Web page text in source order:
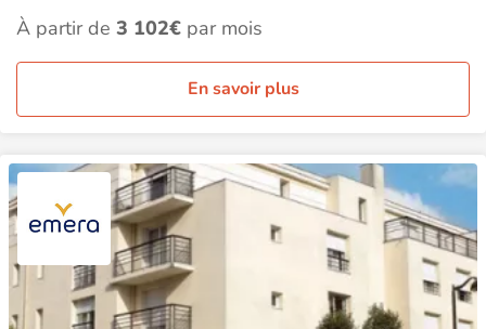
À partir de 3 102€ par mois
En savoir plus